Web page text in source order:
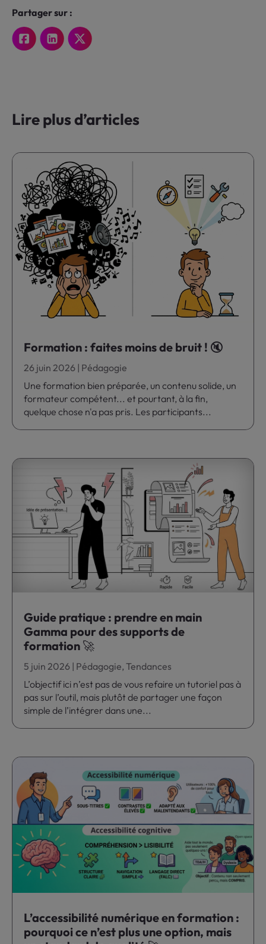
Partager sur :
Lire plus d’articles
Formation : faites moins de bruit ! 🔇
26 juin 2026 | Pédagogie
Une formation bien préparée, un contenu solide, un
formateur compétent... et pourtant, à la fin,
quelque chose n'a pas pris. Les participants...
Guide pratique : prendre en main
Gamma pour des supports de
formation 🚀
5 juin 2026 | Pédagogie,Tendances
L’objectif ici n’est pas de vous refaire un tutoriel pas à
pas sur l’outil, mais plutôt de partager une façon
simple de l’intégrer dans une...
L’accessibilité numérique en formation :
pourquoi ce n’est plus une option, mais